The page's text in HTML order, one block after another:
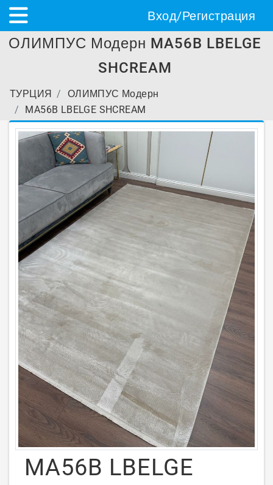
Вход/Регистрация
ОЛИМПУС Модерн MA56B LBELGE
SHCREAM
ТУРЦИЯ
ОЛИМПУС Модерн
MA56B LBELGE SHCREAM
MA56B LBELGE